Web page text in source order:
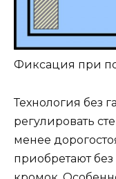
Фиксация при
Технология без
регулировать
менее
приобретают